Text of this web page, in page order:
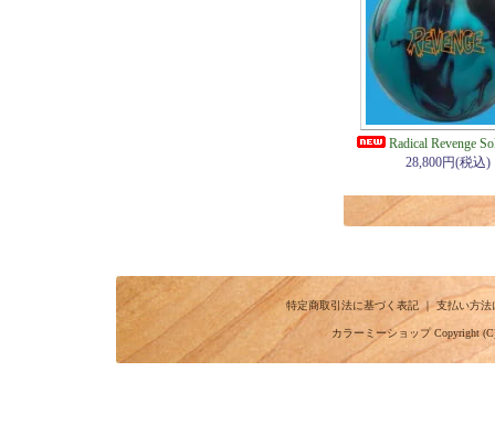
Radical Revenge
28,800円(税込)
特定商取引法に基づく表記｜支払い方法
カラーミーショップCopyright